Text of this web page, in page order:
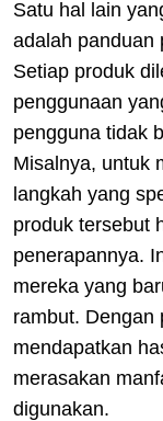
Satu hal lain
adalah panduan
Setiap produk
penggunaan
pengguna tidak
Misalnya, untuk
langkah yang
produk tersebut
penerapannya.
mereka yang
rambut. Dengan
mendapatkan
merasakan
digunakan.